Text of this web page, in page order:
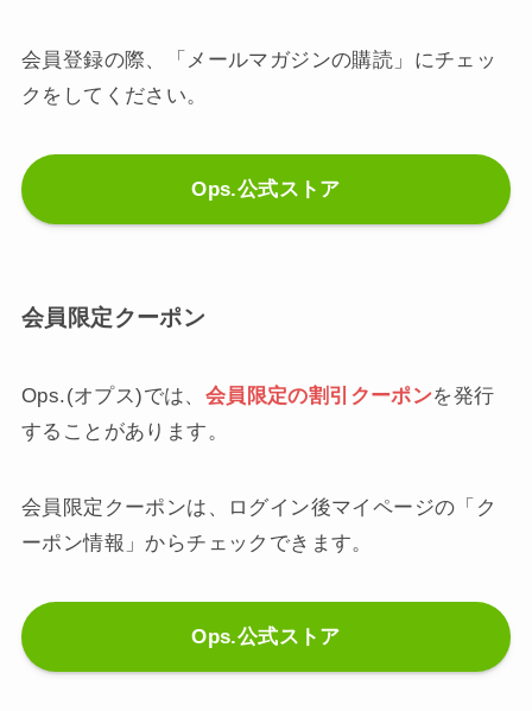
会員登録の際、「メールマガジンの購読」にチェッ
クをしてください。
Ops.公式ストア
会員限定クーポン
Ops.(オプス)では、 会員限定の割引クーポンを発行
することがあります。
会員限定クーポンは、ログイン後マイページの「ク
ーポン情報」からチェックできます。
Ops.公式ストア